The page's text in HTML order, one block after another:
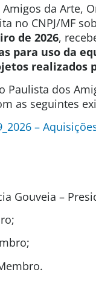
da Arte,
no CNPJ/MF
de 2026,
para uso da
realizados
Paulista dos
as seguintes
–
Gouveia –